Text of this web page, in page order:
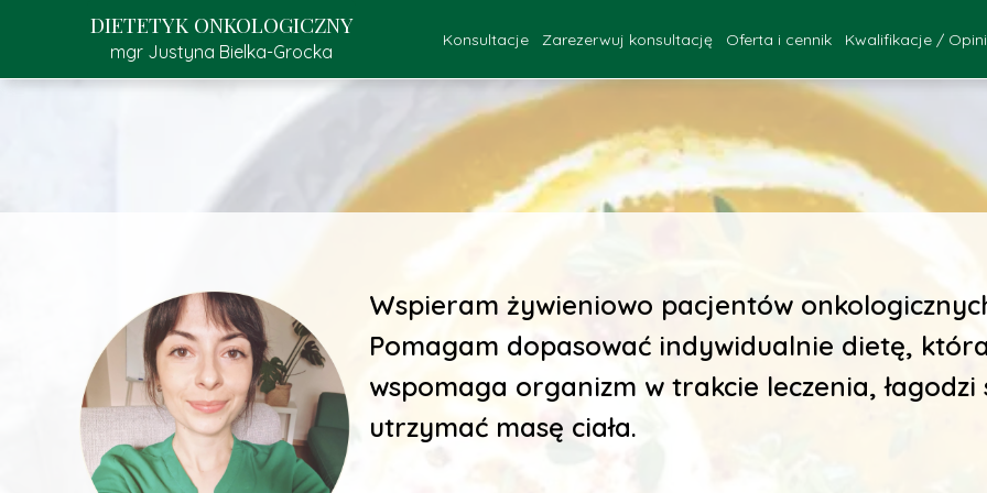
Wspieram żywieniowo pacjentów
Pomagam dopasować indywidualnie dietę,
wspomaga organizm w trakcie leczenia,
utrzymać masę ciała.
DIETETYK ONKOLOGICZNY
mgr Justyna Bielka-Grocka
Konsultacje
FAQ
Konsultacje - Katowice
Konsultacje - online
Zarezerwuj konsultację Oferta i cennik Kwalifikacje /
Kwalifikacje
Opinie